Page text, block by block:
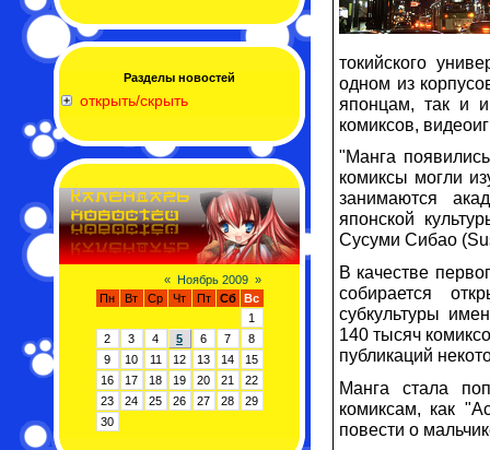
Разделы новостей
открыть/скрыть
« Ноябрь 2009 »
Пн
Вт Ср Чт Пт Сб
Вс
1
2
3 4 5 6 7
8
9
10 11 12 13 14
15
16
17 18 19 20 21
22
23
24 25 26 27 28
29
30
токийского
одном из
японцам, так и
комиксов,
"Манга
комиксы могли
занимаются
японской
Сусуми Сибао
В качестве
собирается
субкультуры
140 тысяч
публикаций
Манга стала
комиксам, как
повести о